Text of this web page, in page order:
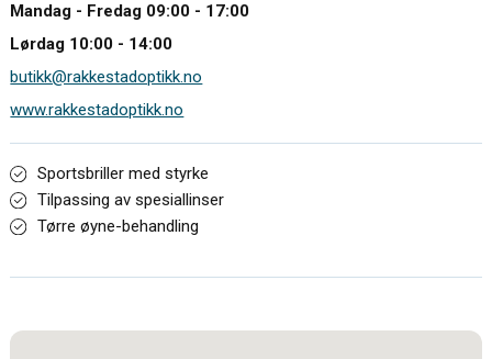
Mandag - Fredag 09:00 - 17:00
Lørdag 10:00 - 14:00
butikk@rakkestadoptikk.no
www.rakkestadoptikk.no
Sportsbriller med styrke
Tilpassing av spesiallinser
Tørre øyne-behandling